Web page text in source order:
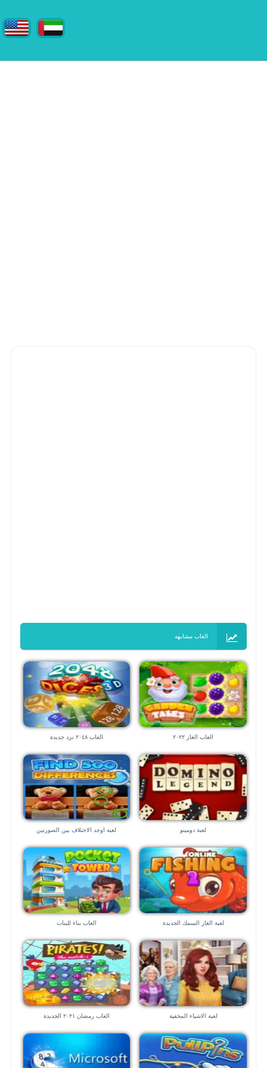
العاب مشابهه
العاب الغاز ٢٠٢٢ العاب ٢٠٤٨ نرد جديدة
لعبة دومينو لعبة اوجد الاختلاف بين الصورتين
لعبة الغاز السمك الجديدة العاب بناء للبنات
لعبة الاشياء المخفية العاب رمضان ٢٠٢١ الجديدة